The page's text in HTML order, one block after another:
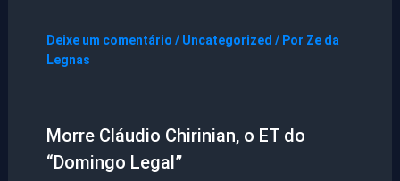
Deixe um comentário / Uncategorized / Por Ze da
Legnas
Morre Cláudio Chirinian, o ET do
“Domingo Legal”